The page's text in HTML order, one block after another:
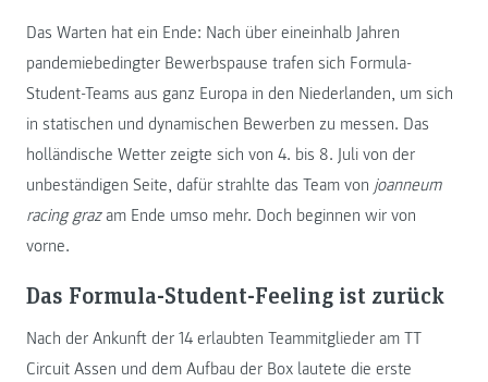
Das Warten hat ein Ende: Nach über eineinhalb Jahren
pandemiebedingter Bewerbspause trafen sich Formula-
Student-Teams aus ganz Europa in den Niederlanden, um sich
in statischen und dynamischen Bewerben zu messen. Das
holländische Wetter zeigte sich von 4. bis 8. Juli von der
unbeständigen Seite, dafür strahlte das Team von joanneum
racing grazam Ende umso mehr. Doch beginnen wir von
vorne.
Das Formula-Student-Feeling ist zurück
Nach der Ankunft der 14 erlaubten Teammitglieder am TT
Circuit Assen und dem Aufbau der Box lautete die erste